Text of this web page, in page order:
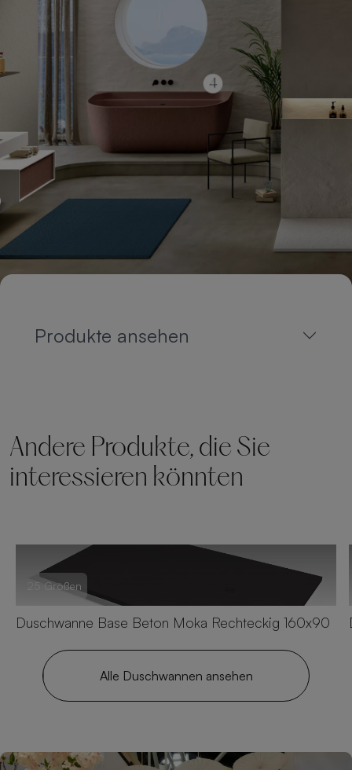
Produkte ansehen
Andere Produkte, die Sie
interessieren könnten
25 Größen
Duschwanne Base Beton Moka Rechteckig 160x90
Alle Duschwannen ansehen